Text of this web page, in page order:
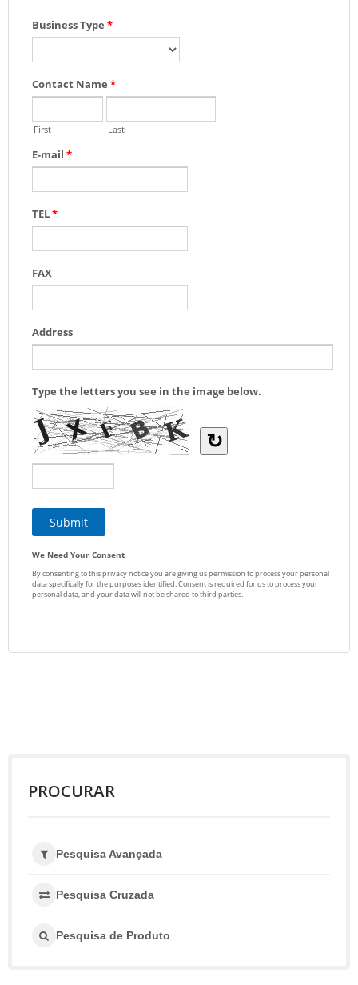
PROCURAR
Pesquisa Avançada
Pesquisa Cruzada
Pesquisa de Produto